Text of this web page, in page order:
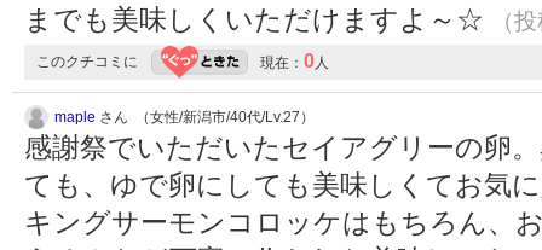
までも美味しくいただけますよ～☆
（
このクチコミに 現在： 0人
maple さん （女性/新潟市/40代/Lv.27）
感謝祭でいただいたセイアグリーの卵
ても、ゆで卵にしても美味しくてお気
キングサーモンコロッケはもちろん、